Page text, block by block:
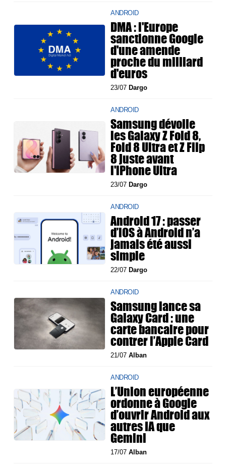
ANDROID
DMA : l'Europe
sanctionne Google
d'une amende
proche du milliard
d'euros
23/07 Dargo
ANDROID
Samsung dévoile
les Galaxy Z Fold 8,
Fold 8 Ultra et Z Flip
8 juste avant
l'iPhone Ultra
23/07 Dargo
ANDROID
Android 17 : passer
d’iOS à Android n’a
jamais été aussi
simple
22/07 Dargo
ANDROID
Samsung lance sa
Galaxy Card : une
carte bancaire pour
contrer l’Apple Card
21/07Alban
ANDROID
L’Union européenne
ordonne à Google
d’ouvrir Android aux
autres IA que
Gemini
17/07Alban